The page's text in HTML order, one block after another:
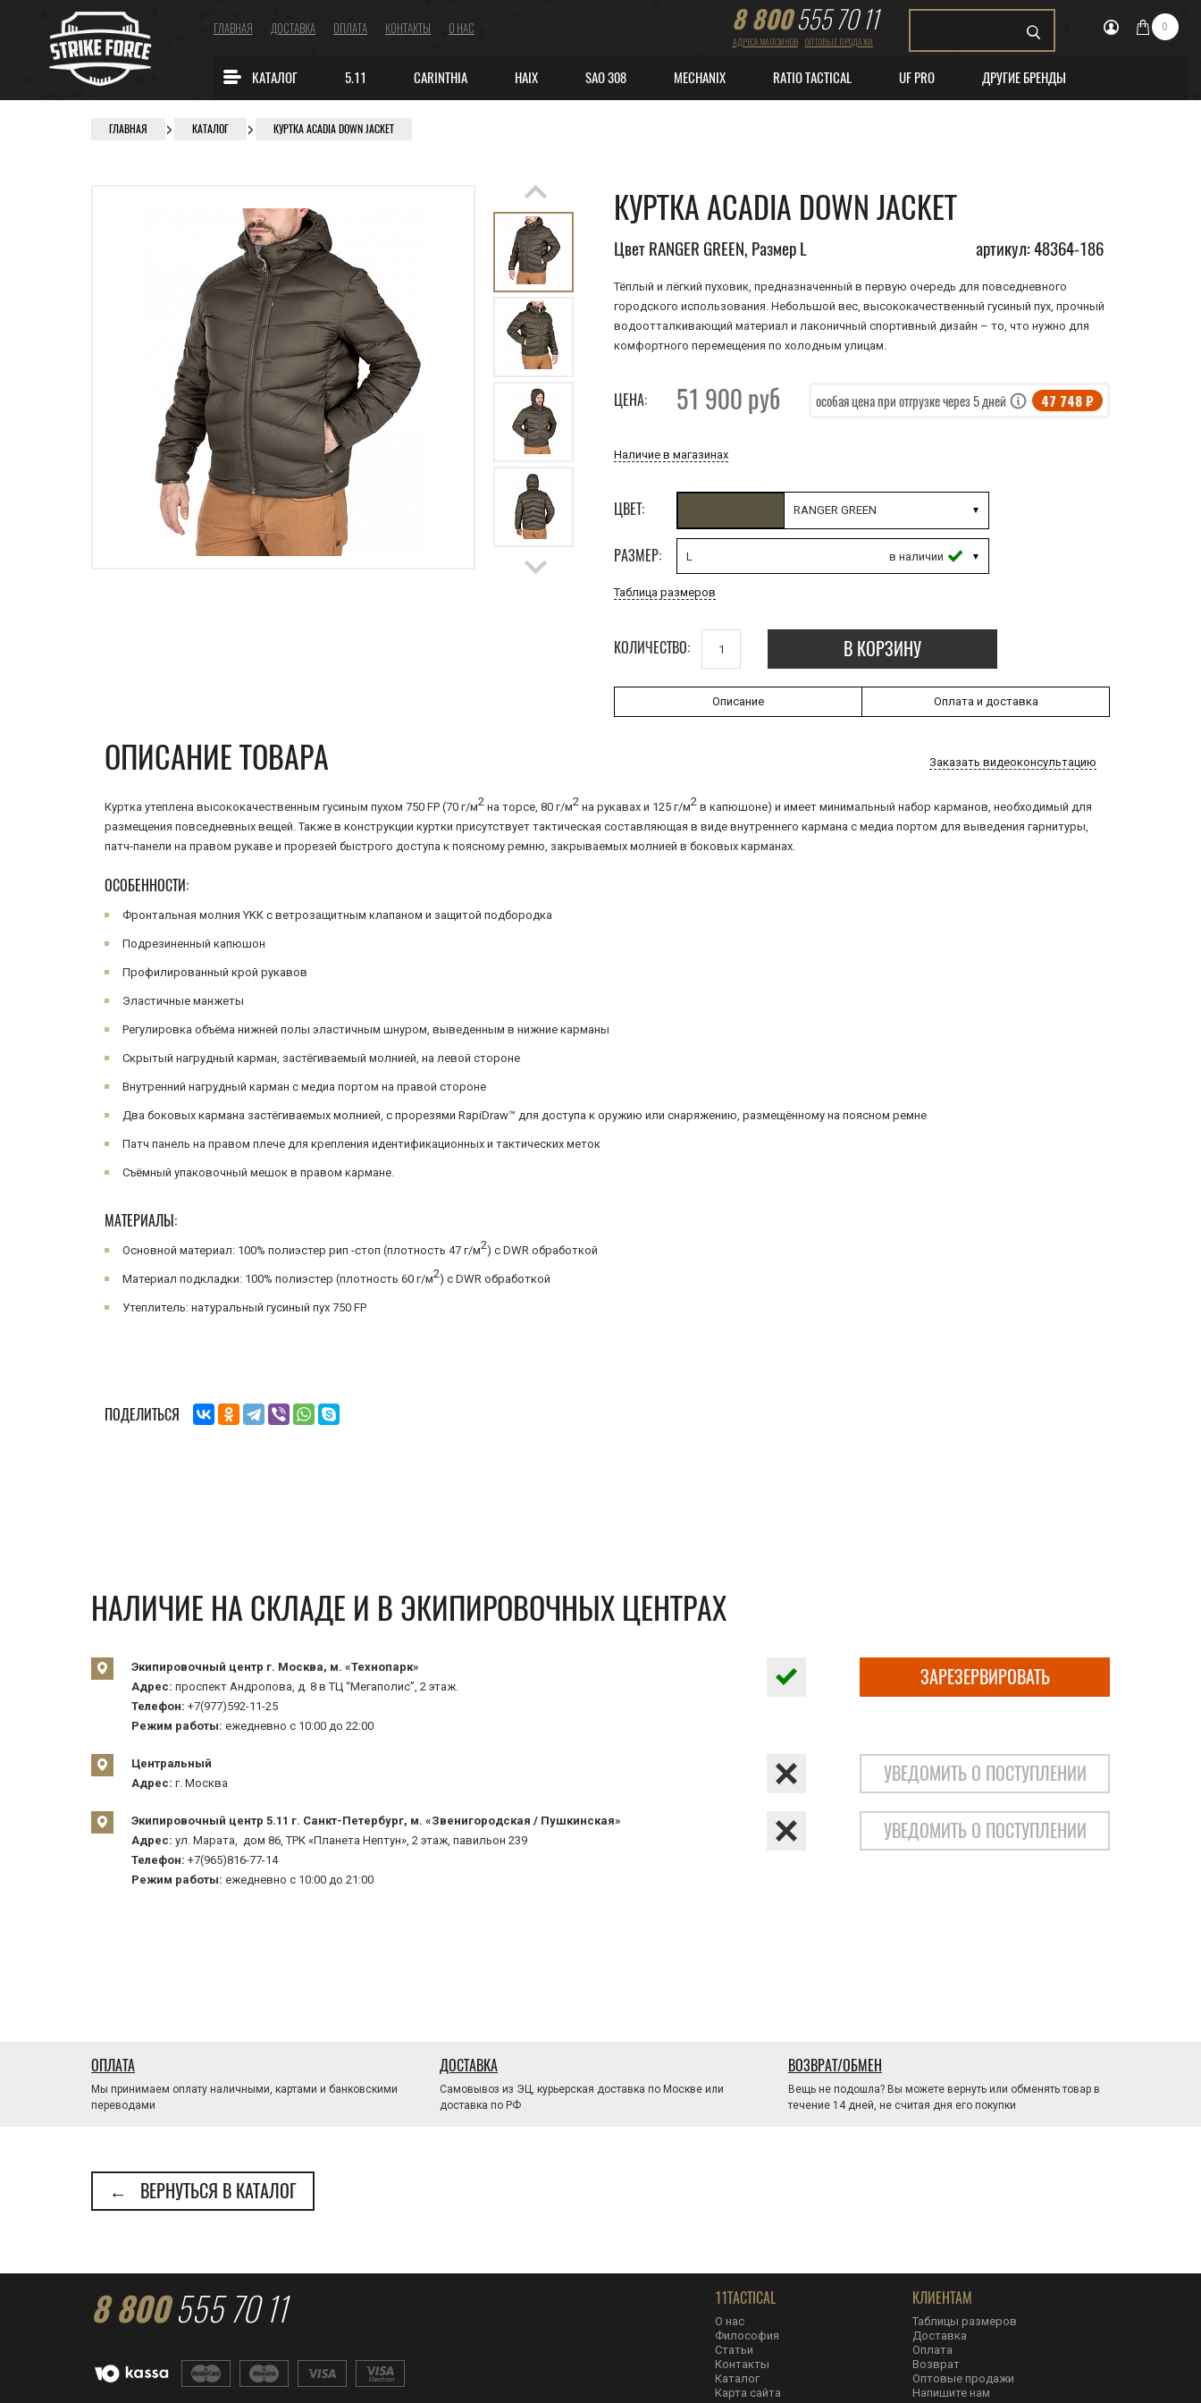
ГЛАВНАЯ ДОСТАВКА ОПЛАТА КОНТАКТЫ О НАС 8 800555 70 11
АДРЕСА МАГАЗИНОВ ОПТОВЫЕ ПРОДАЖИ
0
КАТАЛОГ 5.11 CARINTHIA HAIX SAO 308 MECHANIX RATIO TACTICAL UF PRO ДРУГИЕ БРЕНДЫ
ГЛАВНАЯ КАТАЛОГ КУРТКА ACADIA DOWN JACKET
КУРТКА ACADIA DOWN JACKET
Цвет RANGER GREEN, Размер L артикул: 48364-186
Тёплый и лёгкий пуховик, предназначенный в первую очередь для повседневного
городского использования. Небольшой вес, высококачественный гусиный пух, прочный
водоотталкивающий материал и лаконичный спортивный дизайн – то, что нужно для
комфортного перемещения по холодным улицам.
ЦЕНА: 51 900 руб особая цена при отгрузке через 5 дней 47 748 ₽
Наличие в магазинах
ЦВЕТ: RANGER GREEN
РАЗМЕР: L
Таблица размеров
КОЛИЧЕСТВО: В КОРЗИНУ
Описание Оплата и доставка
Заказать видеоконсультацию
ОПИСАНИЕ ТОВАРА
Куртка утеплена высококачественным гусиным пухом 750 FP (70 г/м2 на торсе, 80 г/м2 на рукавах и 125 г/м2 в капюшоне) и имеет минимальный набор карманов, необходимый для
размещения повседневных вещей. Также в конструкции куртки присутствует тактическая составляющая в виде внутреннего кармана с медиа портом для выведения гарнитуры,
патч-панели на правом рукаве и прорезей быстрого доступа к поясному ремню, закрываемых молнией в боковых карманах.
ОСОБЕННОСТИ:
Фронтальная молния YKK с ветрозащитным клапаном и защитой подбородка
Подрезиненный капюшон
Профилированный крой рукавов
Эластичные манжеты
Регулировка объёма нижней полы эластичным шнуром, выведенным в нижние карманы
Скрытый нагрудный карман, застёгиваемый молнией, на левой стороне
Внутренний нагрудный карман с медиа портом на правой стороне
Два боковых кармана застёгиваемых молнией, с прорезями RapiDraw™ для доступа к оружию или снаряжению, размещённому на поясном ремне
Патч панель на правом плече для крепления идентификационных и тактических меток
Съёмный упаковочный мешок в правом кармане.
МАТЕРИАЛЫ:
Основной материал: 100% полиэстер рип -стоп (плотность 47 г/м2) с DWR обработкой
Материал подкладки: 100% полиэстер (плотность 60 г/м2) с DWR обработкой
Утеплитель: натуральный гусиный пух 750 FP
ПОДЕЛИТЬСЯ
НАЛИЧИЕ НА СКЛАДЕ И В ЭКИПИРОВОЧНЫХ ЦЕНТРАХ
Экипировочный центр г. Москва, м. «Технопарк»
Адрес: проспект Андропова, д. 8 в ТЦ “Мегаполис”, 2 этаж.
Телефон: +7(977)592-11-25
Режим работы: ежедневно с 10:00 до 22:00
ЗАРЕЗЕРВИРОВАТЬ
Центральный
Адрес: г. Москва УВЕДОМИТЬ О ПОСТУПЛЕНИИ
Экипировочный центр 5.11 г. Санкт-Петербург, м. «Звенигородская / Пушкинская»
Адрес: ул. Марата, дом 86, ТРК «Планета Нептун», 2 этаж, павильон 239
Телефон: +7(965)816-77-14
Режим работы: ежедневно с 10:00 до 21:00
УВЕДОМИТЬ О ПОСТУПЛЕНИИ
ОПЛАТА
Мы принимаем оплату наличными, картами и банковскими
переводами
ДОСТАВКА
Самовывоз из ЭЦ, курьерская доставка по Москве или
доставка по РФ
ВОЗВРАТ/ОБМЕН
Вещь не подошла? Вы можете вернуть или обменять товар в
течение 14 дней, не считая дня его покупки
← ВЕРНУТЬСЯ В КАТАЛОГ
8 800555 70 11 11TACTICAL
О нас
Философия
Статьи
Контакты
Каталог
Карта сайта
КЛИЕНТАМ
Таблицы размеров
Доставка
Оплата
Возврат
Оптовые продажи
Напишите нам